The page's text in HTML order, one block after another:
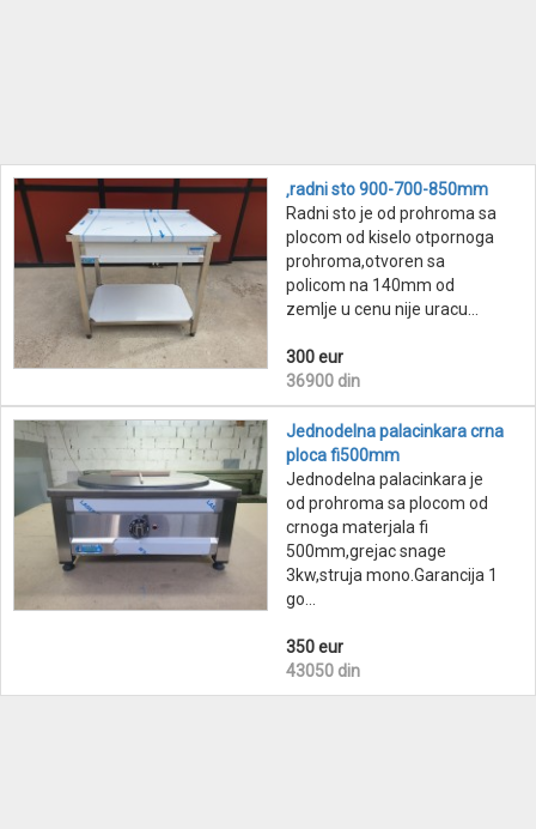
‚radni sto 900-700-850mm
Radni sto je od prohroma sa
plocom od kiselo otpornoga
prohroma,otvoren sa
policom na 140mm od
zemlje u cenu nije uracu...
300 eur
36900 din
Jednodelna palacinkara crna
ploca fi500mm
Jednodelna palacinkara je
od prohroma sa plocom od
crnoga materjala fi
500mm,grejac snage
3kw,struja mono.Garancija 1
go...
350 eur
43050 din